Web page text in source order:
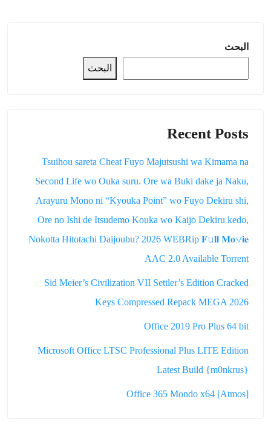
البحث
البحث
Recent Posts
Tsuihou sareta Cheat Fuyo Majutsushi wa Kimama na
Second Life wo Ouka suru. Ore wa Buki dake ja Naku,
Arayuru Mono ni “Kyouka Point” wo Fuyo Dekiru shi,
Ore no Ishi de Itsudemo Kouka wo Kaijo Dekiru kedo,
Nokotta Hitotachi Daijoubu? 2026 WEBRip 𝐅𝚞𝐥𝐥 𝐌𝐨𝚟𝐢𝐞
AAC 2.0 Available Torrent
Sid Meier’s Civilization VII Settler’s Edition Cracked
Keys Compressed Repack MEGA 2026
Office 2019 Pro Plus 64 bit
Microsoft Office LTSC Professional Plus LITE Edition
Latest Build {m0nkrus}
Office 365 Mondo x64 [Atmos]